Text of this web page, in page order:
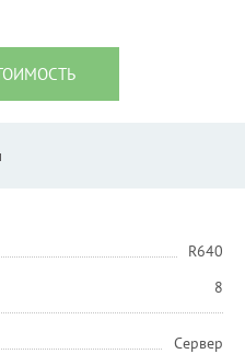
R640
8
Сервер